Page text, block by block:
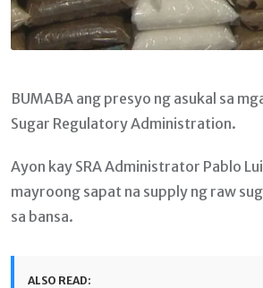
BUMABA ang presyo ng asukal sa
Sugar Regulatory Administration.
Ayon kay SRA Administrator Pablo
mayroong sapat na supply ng raw
sa bansa.
ALSO READ: